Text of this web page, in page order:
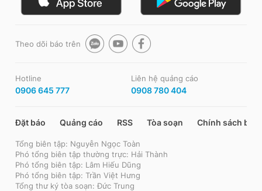
Theo dõi báo trên
Hotline
0906 645 777
Liên hệ quảng cáo
0908 780 404
Đặt báo Quảng cáo RSS Tòa soạn Chính sách bảo
Tổng biên tập: Nguyễn Ngọc Toàn
Phó tổng biên tập thường trực: Hải Thành
Phó tổng biên tập: Lâm Hiếu Dũng
Phó tổng biên tập: Trần Việt Hưng
Tổng thư ký tòa soạn: Đức Trung